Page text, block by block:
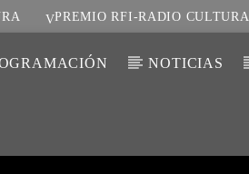
PREMIO RFI-RADIO CULTURA
NOTICIAS